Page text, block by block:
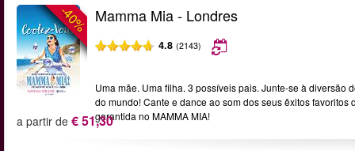
-40% Mamma Mia - Londres
4.8 (2143)
Uma mãe. Uma filha. 3 possíveis pais. Junte-se à diversão
do mundo! Cante e dance ao som dos seus êxitos
garantida no MAMMA MIA!
a partir de € 51,30